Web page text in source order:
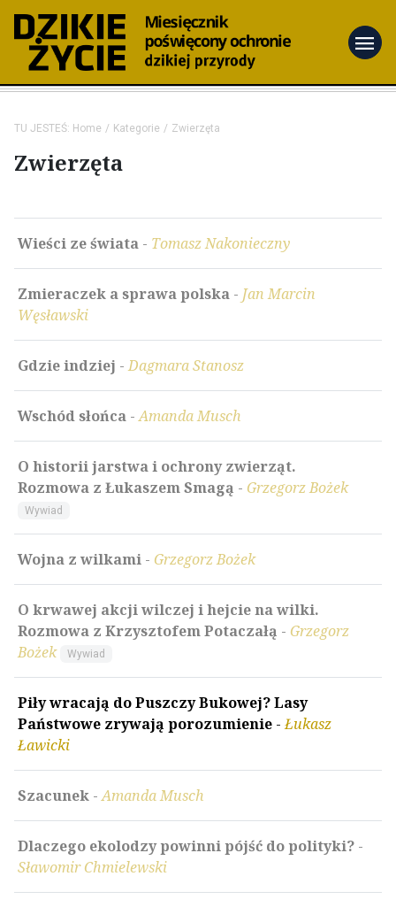
menu
TU JESTEŚ: Home Kategorie Zwierzęta
Zwierzęta
Wieści ze świata - Tomasz Nakonieczny
Zmieraczek a sprawa polska - Jan Marcin
Węsławski
Gdzie indziej -Dagmara Stanosz
Wschód słońca -Amanda Musch
O historii jarstwa i ochrony zwierząt.
Rozmowa z Łukaszem Smagą - Grzegorz Bożek
Wywiad
Wojna z wilkami - Grzegorz Bożek
O krwawej akcji wilczej i hejcie na wilki.
Rozmowa z Krzysztofem Potaczałą - Grzegorz
Bożek
Wywiad
Piły wracają do Puszczy Bukowej? Lasy
Państwowe zrywają porozumienie -Łukasz
Ławicki
Szacunek -Amanda Musch
Dlaczego ekolodzy powinni pójść do polityki? -
Sławomir Chmielewski